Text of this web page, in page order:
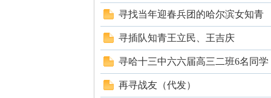
寻找当年迎春兵团的哈尔滨女知青
寻插队知青王立民、王吉庆
寻哈十三中六六届高三二班6名同学
再寻战友（代发）